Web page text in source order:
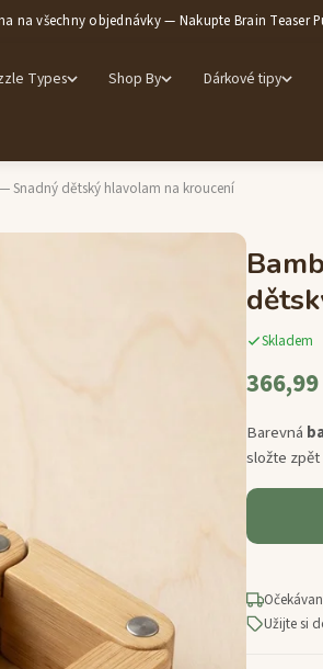
na všechny objednávky — Nakupte Brain Teaser
Types Shop By Dárkové tipy
Snadný dětský hlavolam na kroucení
Skladem
366,99
Barevná
složte
Užijte si